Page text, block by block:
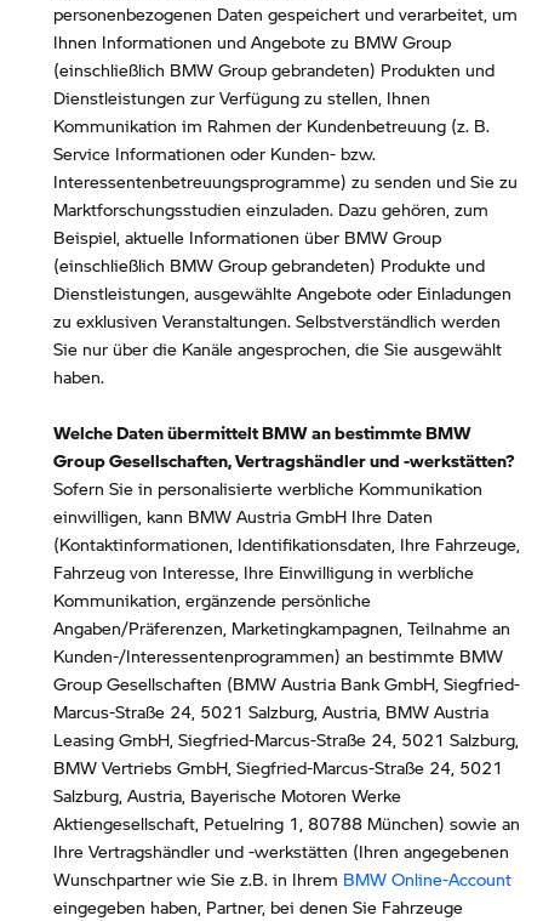
personenbezogenen Daten gespeichert und verarbeitet, um
Ihnen Informationen und Angebote zu BMW Group
(einschließlich BMW Group gebrandeten) Produkten und
Dienstleistungen zur Verfügung zu stellen, Ihnen
Kommunikation im Rahmen der Kundenbetreuung (z. B.
Service Informationen oder Kunden- bzw.
Interessentenbetreuungsprogramme) zu senden und Sie zu
Marktforschungsstudien einzuladen. Dazu gehören, zum
Beispiel, aktuelle Informationen über BMW Group
(einschließlich BMW Group gebrandeten) Produkte und
Dienstleistungen, ausgewählte Angebote oder Einladungen
zu exklusiven Veranstaltungen. Selbstverständlich werden
Sie nur über die Kanäle angesprochen, die Sie ausgewählt
haben.
Welche Daten übermittelt BMW an bestimmte BMW
Group Gesellschaften, Vertragshändler und -werkstätten?
Sofern Sie in personalisierte werbliche Kommunikation
einwilligen, kann BMW Austria GmbH Ihre Daten
(Kontaktinformationen, Identifikationsdaten, Ihre Fahrzeuge,
Fahrzeug von Interesse, Ihre Einwilligung in werbliche
Kommunikation, ergänzende persönliche
Angaben/Präferenzen, Marketingkampagnen, Teilnahme an
Kunden-/Interessentenprogrammen) an bestimmte BMW
Group Gesellschaften (BMW Austria Bank GmbH, Siegfried-
Marcus-Straße 24, 5021 Salzburg, Austria, BMW Austria
Leasing GmbH, Siegfried-Marcus-Straße 24, 5021 Salzburg,
BMW Vertriebs GmbH, Siegfried-Marcus-Straße 24, 5021
Salzburg, Austria, Bayerische Motoren Werke
Aktiengesellschaft, Petuelring 1, 80788 München) sowie an
Ihre Vertragshändler und -werkstätten (Ihren angegebenen
Wunschpartner wie Sie z.B. in Ihrem BMW Online-Account
eingegeben haben, Partner, bei denen Sie Fahrzeuge